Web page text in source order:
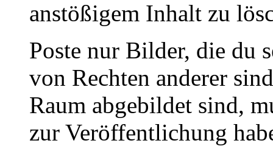
anstößigem Inhalt zu
Poste nur Bilder, die du
von Rechten anderer
Raum abgebildet sind,
zur Veröffentlichung